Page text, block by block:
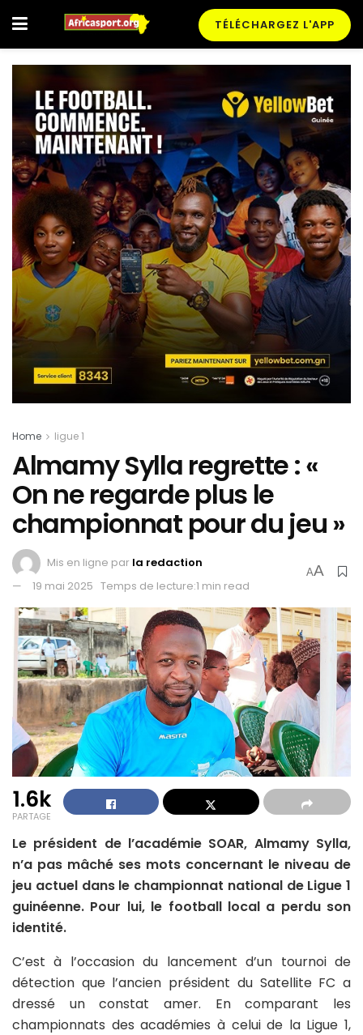
TÉLÉCHARGEZ L'APP
Home ligue 1
Almamy Sylla regrette : «
On ne regarde plus le
championnat pour du jeu »
Mis en ligne par la redaction
19 mai 2025 Temps de lecture:1 min read
AA
1.6k
PARTAGE
Le président de l’académie SOAR, Almamy Sylla,
n’a pas mâché ses mots concernant le niveau de
jeu actuel dans le championnat national de Ligue 1
guinéenne. Pour lui, le football local a perdu son
identité.
C’est à l’occasion du lancement d’un tournoi de
détection que l’ancien président du Satellite FC a
dressé un constat amer. En comparant les
championnats des académies à celui de la Ligue 1,